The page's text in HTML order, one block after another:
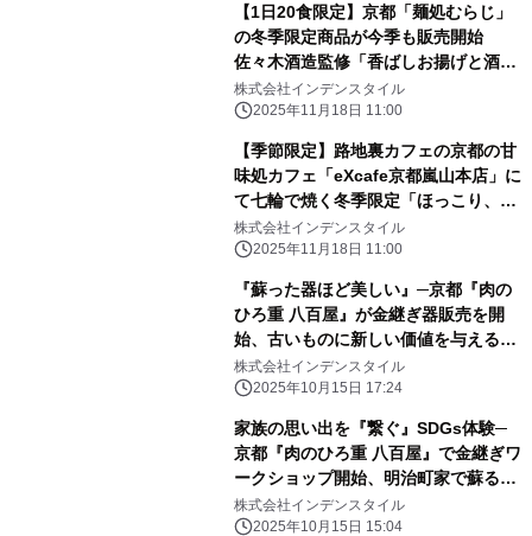
【1日20食限定】京都「麺処むらじ」
の冬季限定商品が今季も販売開始
佐々木酒造監修「香ばしお揚げと酒粕
ラーメン」
株式会社インデンスタイル
2025年11月18日 11:00
【季節限定】路地裏カフェの京都の甘
味処カフェ「eXcafe京都嵐山本店」に
て七輪で焼く冬季限定「ほっこり、ぜ
んざいセット」販売開始 福井の
eXcafe吉崎鳳凰閣でも提供
株式会社インデンスタイル
2025年11月18日 11:00
『蘇った器ほど美しい』─京都『⾁の
ひろ重 ⼋百屋』が⾦継ぎ器販売を開
始、古いものに新しい価値を与える
『⽇本の再⽣の美学』をインバウンド
富裕層に発信
株式会社インデンスタイル
2025年10月15日 17:24
家族の思い出を『繋ぐ』SDGs体験─
京都『⾁のひろ重 ⼋百屋』で⾦継ぎワ
ークショップ開始、明治町家で蘇る
『捨てない愛』を世界に発信
株式会社インデンスタイル
2025年10月15日 15:04